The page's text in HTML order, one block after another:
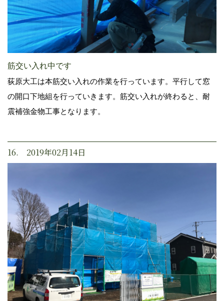
筋交い入れ中です
荻原大工は本筋交い入れの作業を行っています。平行して窓
の開口下地組を行っていきます。筋交い入れが終わると、耐
震補強金物工事となります。
16. 2019年02月14日